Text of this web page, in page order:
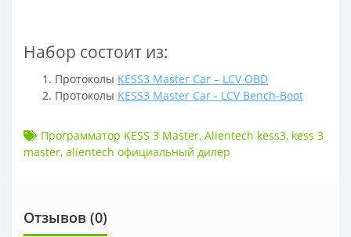
Набор состоит из:
Протоколы KESS3 Master Car – LCV OBD
Протоколы KESS3 Master Car - LCV Bench-Boot
Программатор KESS 3 Master, Alientech kess3, kess 3
master, alientech официальный дилер
Отзывов (0)